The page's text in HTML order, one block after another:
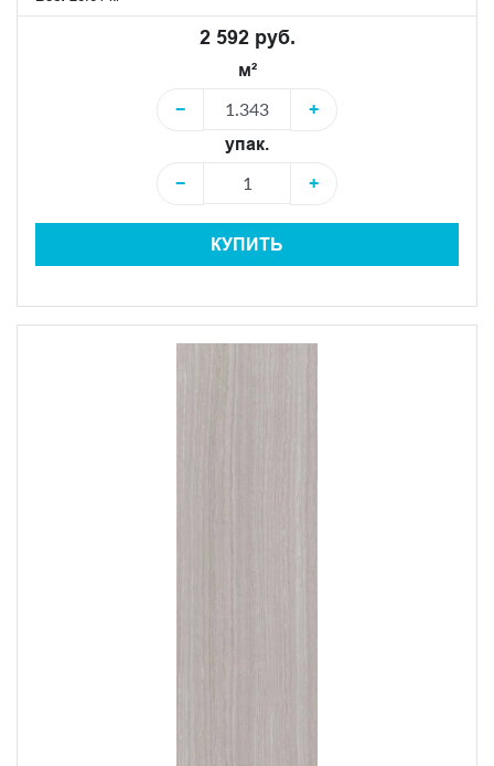
2 592 руб.
м²
−
+
упак.
−
+
КУПИТЬ